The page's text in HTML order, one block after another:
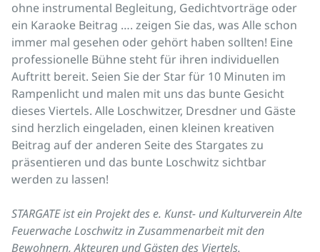
ohne instrumental Begleitung, Gedichtvorträge oder
ein Karaoke Beitrag …. zeigen Sie das, was Alle schon
immer mal gesehen oder gehört haben sollten! Eine
professionelle Bühne steht für ihren individuellen
Auftritt bereit. Seien Sie der Star für 10 Minuten im
Rampenlicht und malen mit uns das bunte Gesicht
dieses Viertels. Alle Loschwitzer, Dresdner und Gäste
sind herzlich eingeladen, einen kleinen kreativen
Beitrag auf der anderen Seite des Stargates zu
präsentieren und das bunte Loschwitz sichtbar
werden zu lassen!
STARGATE ist ein Projekt des e. Kunst- und Kulturverein Alte
Feuerwache Loschwitz in Zusammenarbeit mit den
Bewohnern, Akteuren und Gästen des Viertels.